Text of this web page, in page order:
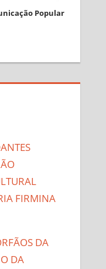
Popular
FIRMINA
DA
DA